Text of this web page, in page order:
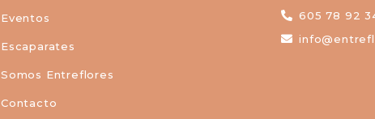
Eventos
Escaparates
Somos Entreflores
Contacto
605 78 92